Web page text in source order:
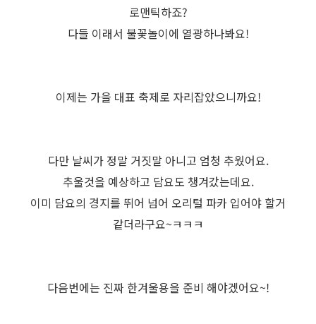
로맨틱하죠?
다들 이래서 불꽃놀이에 열광하나봐요!
이제는 가을 대표 축제로 자리잡았으니까요!
다만 날씨가 정말 거짓말 아니고 엄청 추웠어요.
추울것을 예상하고 담요도 챙겨갔는데요.
이미 담요의 경지를 뛰어 넘어 오리털 파카 입어야 할거
같더라구요~ㅋㅋㅋ
다음번에는 진짜 한겨울용을 준비 해야겠어요~!